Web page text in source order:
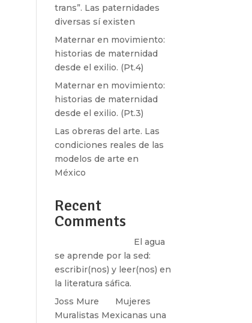
trans”. Las paternidades
diversas sí existen
Maternar en movimiento:
historias de maternidad
desde el exilio. (Pt.4)
Maternar en movimiento:
historias de maternidad
desde el exilio. (Pt.3)
Las obreras del arte. Las
condiciones reales de las
modelos de arte en
México
Recent
Comments
El agua
se aprende por la sed:
escribir(nos) y leer(nos) en
la literatura sáfica.
Joss Mure
Mujeres
Muralistas Mexicanas una